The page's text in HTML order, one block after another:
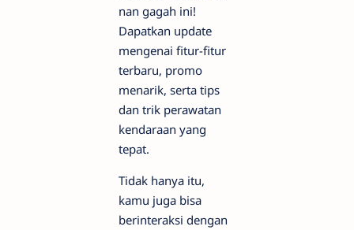
nan gagah ini!
Dapatkan update
mengenai fitur-fitur
terbaru, promo
menarik, serta tips
dan trik perawatan
kendaraan yang
tepat.
Tidak hanya itu,
kamu juga bisa
berinteraksi dengan